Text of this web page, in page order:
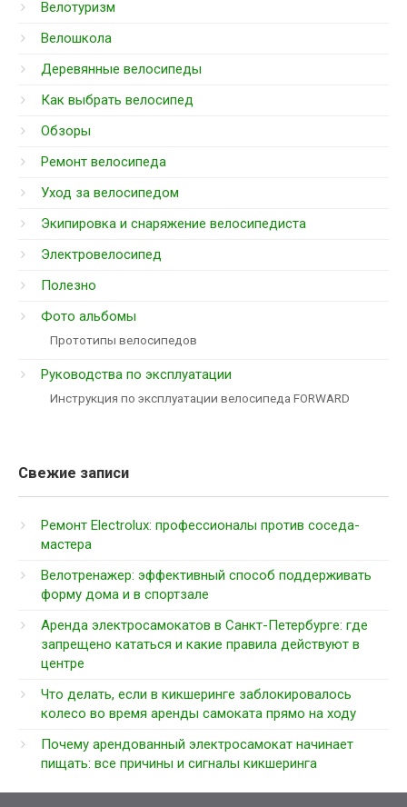
Велотуризм
Велошкола
Деревянные велосипеды
Как выбрать велосипед
Обзоры
Ремонт велосипеда
Уход за велосипедом
Экипировка и снаряжение велосипедиста
Электровелосипед
Полезно
Фото альбомы
Прототипы велосипедов
Руководства по эксплуатации
Инструкция по эксплуатации велосипеда FORWARD
Свежие записи
Ремонт Electrolux: профессионалы против соседа-
мастера
Велотренажер: эффективный способ поддерживать
форму дома и в спортзале
Аренда электросамокатов в Санкт-Петербурге: где
запрещено кататься и какие правила действуют в
центре
Что делать, если в кикшеринге заблокировалось
колесо во время аренды самоката прямо на ходу
Почему арендованный электросамокат начинает
пищать: все причины и сигналы кикшеринга